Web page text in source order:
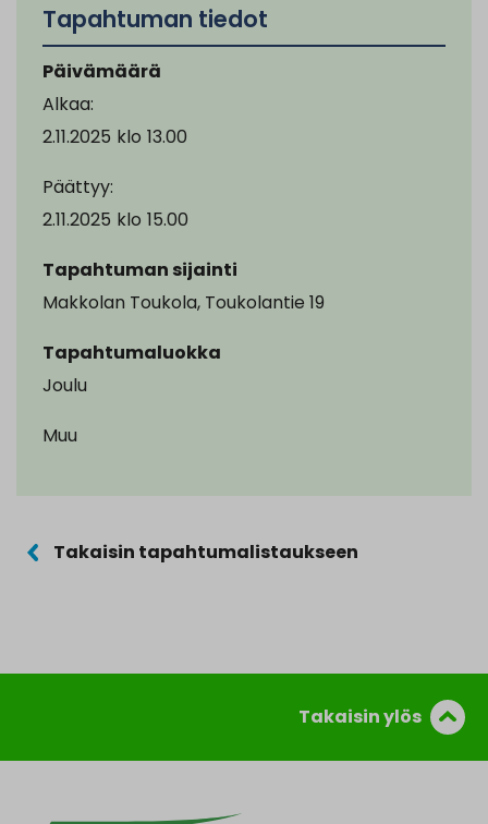
Tapahtuman tiedot
Päivämäärä
Alkaa:
2.11.2025 klo 13.00
Päättyy:
2.11.2025 klo 15.00
Tapahtuman sijainti
Makkolan Toukola, Toukolantie 19
Tapahtumaluokka
Joulu
Muu
Takaisin tapahtumalistaukseen
Takaisin ylös